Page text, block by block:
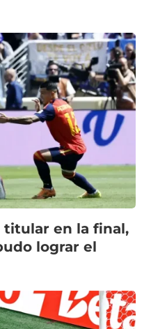
titular en la final,
lograr el